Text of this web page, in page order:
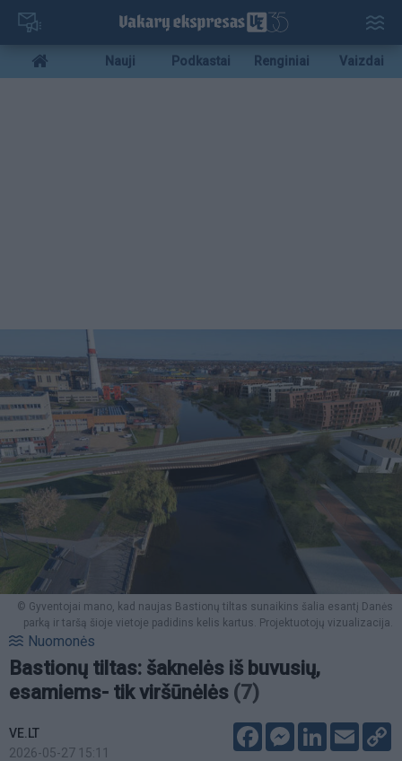
Pereiti
pagrindinį
turinį
Mobile
menu
Nauji Podkastai Renginiai Vaizdai
© Gyventojai mano, kad naujas Bastionų tiltas sunaikins šalia esantį Danės
parką ir taršą šioje vietoje padidins kelis kartus. Projektuotojų vizualizacija.
Nuomonės
Bastionų tiltas: šaknelės iš buvusių,
esamiems- tik viršūnėlės (7)
VE.LT
2026-05-27 15:11
FacebookMessenger
LinkedIn
Email